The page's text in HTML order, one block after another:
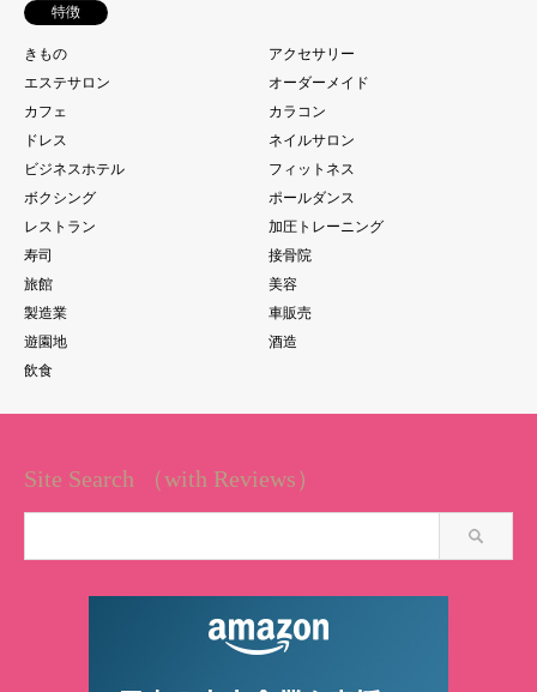
特徴
きもの
アクセサリー
エステサロン
オーダーメイド
カフェ
カラコン
ドレス
ネイルサロン
ビジネスホテル
フィットネス
ボクシング
ポールダンス
レストラン
加圧トレーニング
寿司
接骨院
旅館
美容
製造業
車販売
遊園地
酒造
飲食
Site Search （with Reviews）